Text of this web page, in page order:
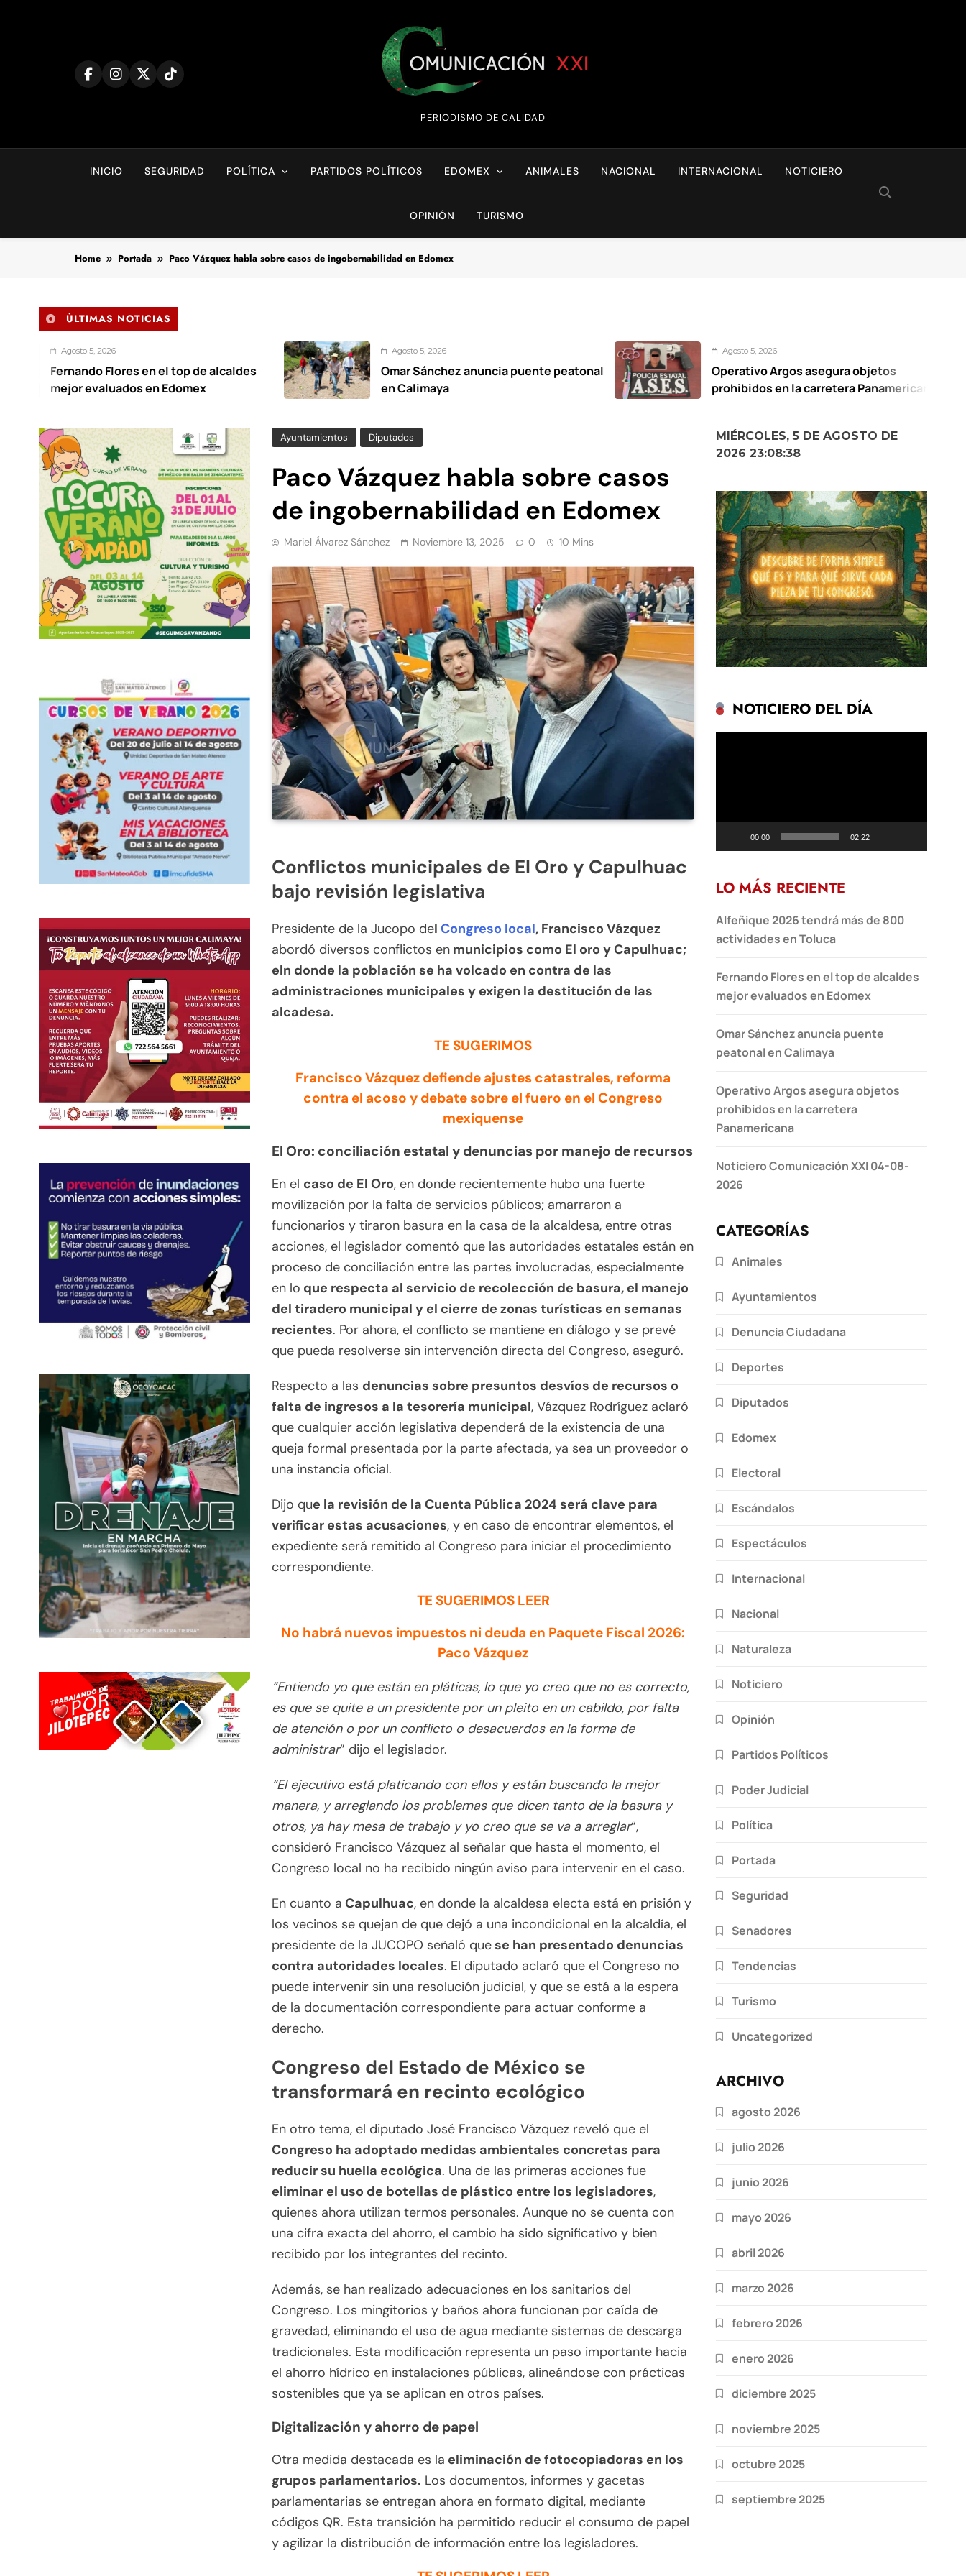
Comunicación XXI
PERIODISMO DE CALIDAD
INICIO SEGURIDAD POLÍTICA PARTIDOS POLÍTICOS EDOMEX ANIMALES NACIONAL INTERNACIONAL NOTICIERO
OPINIÓN TURISMO
Home Portada Paco Vázquez habla sobre casos de ingobernabilidad en Edomex
ÚLTIMAS NOTICIAS
Flores en el top de alcaldes
en Edomex
Agosto 5, 2026
Omar Sánchez anuncia puente peatonal
en Calimaya
Agosto 5, 2026
Operativo Argos asegura objetos
prohibidos en la carretera Panamericana
Ayuntamientos Diputados
Paco Vázquez habla sobre casos
de ingobernabilidad en Edomex
Mariel Álvarez Sánchez Noviembre 13, 2025 0 10 Mins
Conflictos municipales de El Oro y Capulhuac
bajo revisión legislativa
Presidente de la Jucopo del Congreso local, Francisco Vázquez
abordó diversos conflictos en municipios como El oro y Capulhuac;
eln donde la población se ha volcado en contra de las
administraciones municipales y exigen la destitución de las
alcadesa.
TE SUGERIMOS
Francisco Vázquez defiende ajustes catastrales, reforma
contra el acoso y debate sobre el fuero en el Congreso
mexiquense
El Oro: conciliación estatal y denuncias por manejo de recursos
En el caso de El Oro, en donde recientemente hubo una fuerte
movilización por la falta de servicios públicos; amarraron a
funcionarios y tiraron basura en la casa de la alcaldesa, entre otras
acciones, el legislador comentó que las autoridades estatales están en
proceso de conciliación entre las partes involucradas, especialmente
en lo que respecta al servicio de recolección de basura, el manejo
del tiradero municipal y el cierre de zonas turísticas en semanas
recientes. Por ahora, el conflicto se mantiene en diálogo y se prevé
que pueda resolverse sin intervención directa del Congreso, aseguró.
Respecto a las denuncias sobre presuntos desvíos de recursos o
falta de ingresos a la tesorería municipal, Vázquez Rodríguez aclaró
que cualquier acción legislativa dependerá de la existencia de una
queja formal presentada por la parte afectada, ya sea un proveedor o
una instancia oficial.
Dijo que la revisión de la Cuenta Pública 2024 será clave para
verificar estas acusaciones, y en caso de encontrar elementos, el
expediente será remitido al Congreso para iniciar el procedimiento
correspondiente.
TE SUGERIMOS LEER
No habrá nuevos impuestos ni deuda en Paquete Fiscal 2026:
Paco Vázquez
“Entiendo yo que están en pláticas, lo que yo creo que no es correcto,
es que se quite a un presidente por un pleito en un cabildo, por falta
de atención o por un conflicto o desacuerdos en la forma de
administrar” dijo el legislador.
“El ejecutivo está platicando con ellos y están buscando la mejor
manera, y arreglando los problemas que dicen tanto de la basura y
otros, ya hay mesa de trabajo y yo creo que se va a arreglar“,
consideró Francisco Vázquez al señalar que hasta el momento, el
Congreso local no ha recibido ningún aviso para intervenir en el caso.
En cuanto a Capulhuac, en donde la alcaldesa electa está en prisión y
los vecinos se quejan de que dejó a una incondicional en la alcaldía, el
presidente de la JUCOPO señaló quese han presentado denuncias
contra autoridades locales. El diputado aclaró que el Congreso no
puede intervenir sin una resolución judicial, y que se está a la espera
de la documentación correspondiente para actuar conforme a
derecho.
Congreso del Estado de México se
transformará en recinto ecológico
En otro tema, el diputado José Francisco Vázquez reveló que el
Congreso ha adoptado medidas ambientales concretas para
reducir su huella ecológica. Una de las primeras acciones fue
eliminar el uso de botellas de plástico entre los legisladores,
quienes ahora utilizan termos personales. Aunque no se cuenta con
una cifra exacta del ahorro, el cambio ha sido significativo y bien
recibido por los integrantes del recinto.
Además, se han realizado adecuaciones en los sanitarios del
Congreso. Los mingitorios y baños ahora funcionan por caída de
gravedad, eliminando el uso de agua mediante sistemas de descarga
tradicionales. Esta modificación representa un paso importante hacia
el ahorro hídrico en instalaciones públicas, alineándose con prácticas
sostenibles que ya se aplican en otros países.
Digitalización y ahorro de papel
Otra medida destacada es la eliminación de fotocopiadoras en los
grupos parlamentarios. Los documentos, informes y gacetas
parlamentarias se entregan ahora en formato digital, mediante
códigos QR. Esta transición ha permitido reducir el consumo de papel
y agilizar la distribución de información entre los legisladores.
MIÉRCOLES, 5 DE AGOSTO DE
2026 23:08:40
NOTICIERO DEL DÍA
00:00 02:22
LO MÁS RECIENTE
Alfeñique 2026 tendrá más de 800
actividades en Toluca
Fernando Flores en el top de alcaldes
mejor evaluados en Edomex
Omar Sánchez anuncia puente
peatonal en Calimaya
Operativo Argos asegura objetos
prohibidos en la carretera
Panamericana
Noticiero Comunicación XXI 04-08-
2026
CATEGORÍAS
Animales
Ayuntamientos
Denuncia Ciudadana
Deportes
Diputados
Edomex
Electoral
Escándalos
Espectáculos
Internacional
Nacional
Naturaleza
Noticiero
Opinión
Partidos Políticos
Poder Judicial
Política
Portada
Seguridad
Senadores
Tendencias
Turismo
Uncategorized
ARCHIVO
agosto 2026
julio 2026
junio 2026
mayo 2026
abril 2026
marzo 2026
febrero 2026
enero 2026
diciembre 2025
noviembre 2025
octubre 2025
septiembre 2025